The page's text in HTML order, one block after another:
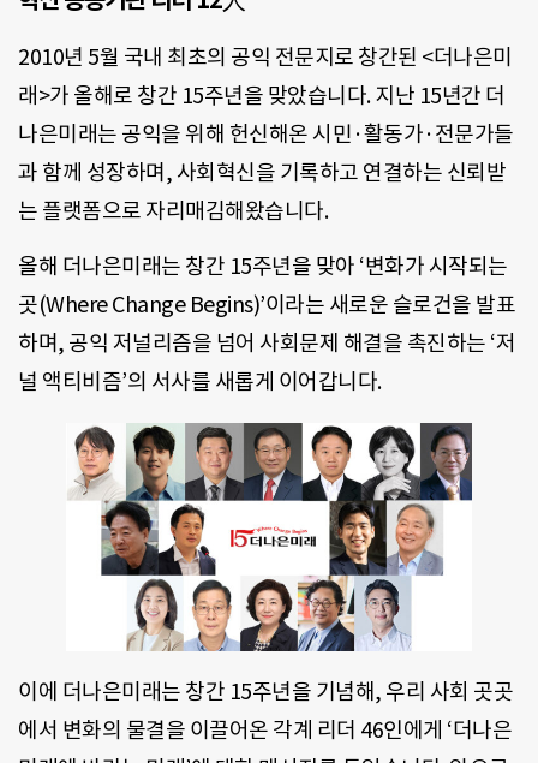
2010년 5월 국내 최초의 공익 전문지로 창간된 <더나은미
래>가 올해로 창간 15주년을 맞았습니다. 지난 15년간 더
나은미래는 공익을 위해 헌신해온 시민·활동가·전문가들
과 함께 성장하며, 사회혁신을 기록하고 연결하는 신뢰받
는 플랫폼으로 자리매김해왔습니다.
올해 더나은미래는 창간 15주년을 맞아 ‘변화가 시작되는
곳(Where Change Begins)’이라는 새로운 슬로건을 발표
하며, 공익 저널리즘을 넘어 사회문제 해결을 촉진하는 ‘저
널 액티비즘’의 서사를 새롭게 이어갑니다.
이에 더나은미래는 창간 15주년을 기념해, 우리 사회 곳곳
에서 변화의 물결을 이끌어온 각계 리더 46인에게 ‘더나은